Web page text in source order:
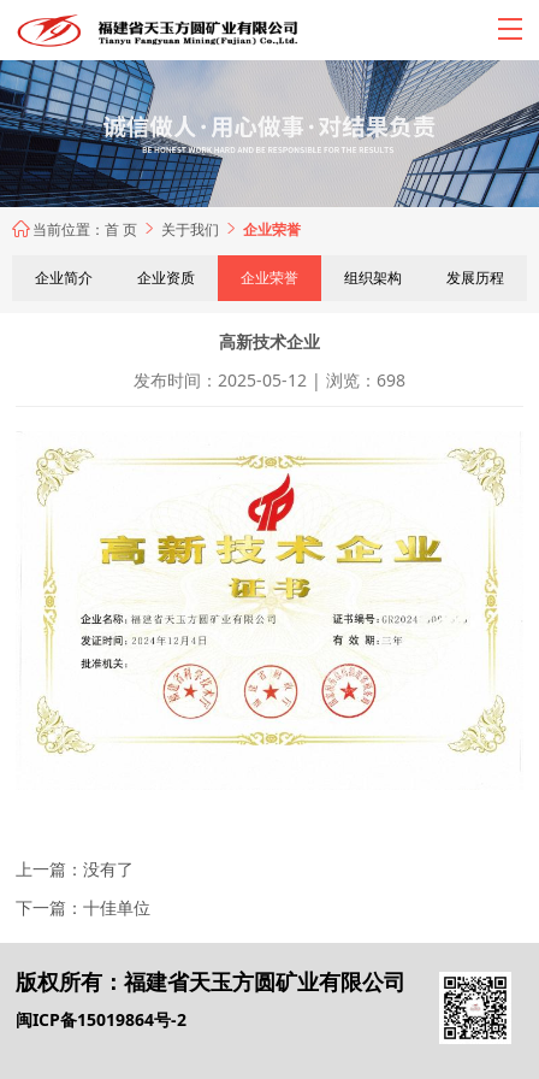
当前位置： 首 页  关于我们  企业荣誉
企业简介 企业资质 企业荣誉 组织架构 发展历程
高新技术企业
发布时间：2025-05-12 | 浏览：698
上一篇：没有了
下一篇：十佳单位
版权所有：福建省天玉方圆矿业有限公司
闽ICP备15019864号-2